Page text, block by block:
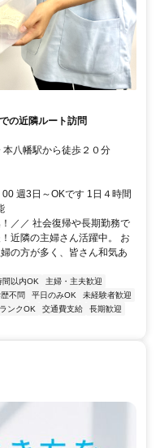
の近隣ルート訪問
八幡駅から徒歩２０分
週3日～OKです 1日４時間
／／ 社会復帰や長期勤務で
近隣の主婦さん活躍中。 お
の方が多く、皆さん和気あ
間以内OK
主婦・主夫歓迎
不問 平日のみOK
未経験者歓迎
ンクOK 交通費支給
長期歓迎